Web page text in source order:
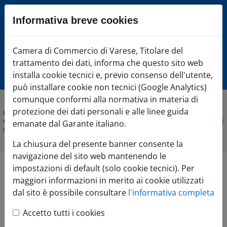
Sezione salto blocchi
Vai alla sezione dedicata alle informazioni correlate
Vai al footer
Camera di Commercio Varese
Home»Comunicazione»Agenda Eventi» Dal
sovraindebitamento al rischio di usura. Come prevenire e quali
strumenti a supporto delle imprese
Dal
sovraindebitamento
Informativa breve cookies
Camera di Commercio di Varese, Titolare del
trattamento dei dati, informa che questo sito web
installa cookie tecnici e, previo consenso dell'utente,
può installare cookie non tecnici (Google Analytics)
comunque conformi alla normativa in materia di
protezione dei dati personali e alle linee guida
emanate dal Garante italiano.
La chiusura del presente banner consente la
navigazione del sito web mantenendo le
impostazioni di default (solo cookie tecnici). Per
maggiori informazioni in merito ai cookie utilizzati
dal sito è possibile consultare l'informativa completa
Accetto tutti i cookies